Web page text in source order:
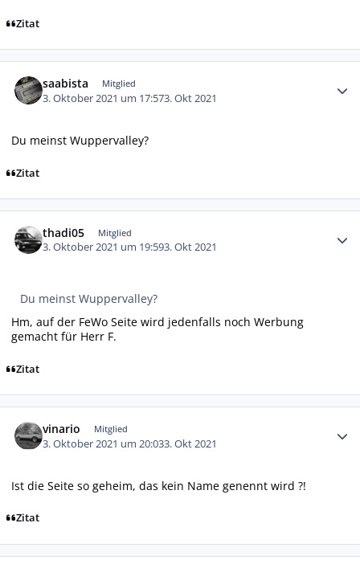
Zitat
saabista Mitglied
3. Oktober 2021 um 17:573. Okt 2021
Du meinst Wuppervalley?
Zitat
thadi05 Mitglied
3. Oktober 2021 um 19:593. Okt 2021
Du meinst Wuppervalley?
Hm, auf der FeWo Seite wird jedenfalls noch Werbung
gemacht für Herr F.
Zitat
vinario Mitglied
3. Oktober 2021 um 20:033. Okt 2021
Ist die Seite so geheim, das kein Name genennt wird ?!
Zitat